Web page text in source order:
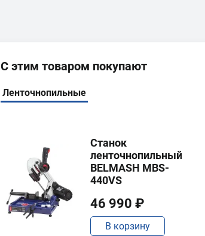
С этим товаром покупают
Ленточнопильные
Станок
ленточнопильный
BELMASH MBS-
440VS
46 990 ₽
В корзину